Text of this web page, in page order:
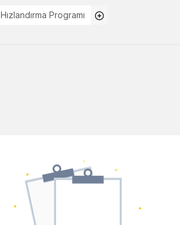
Hızlandırma Programı